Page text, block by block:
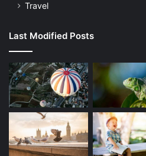
Travel
Last Modified Posts